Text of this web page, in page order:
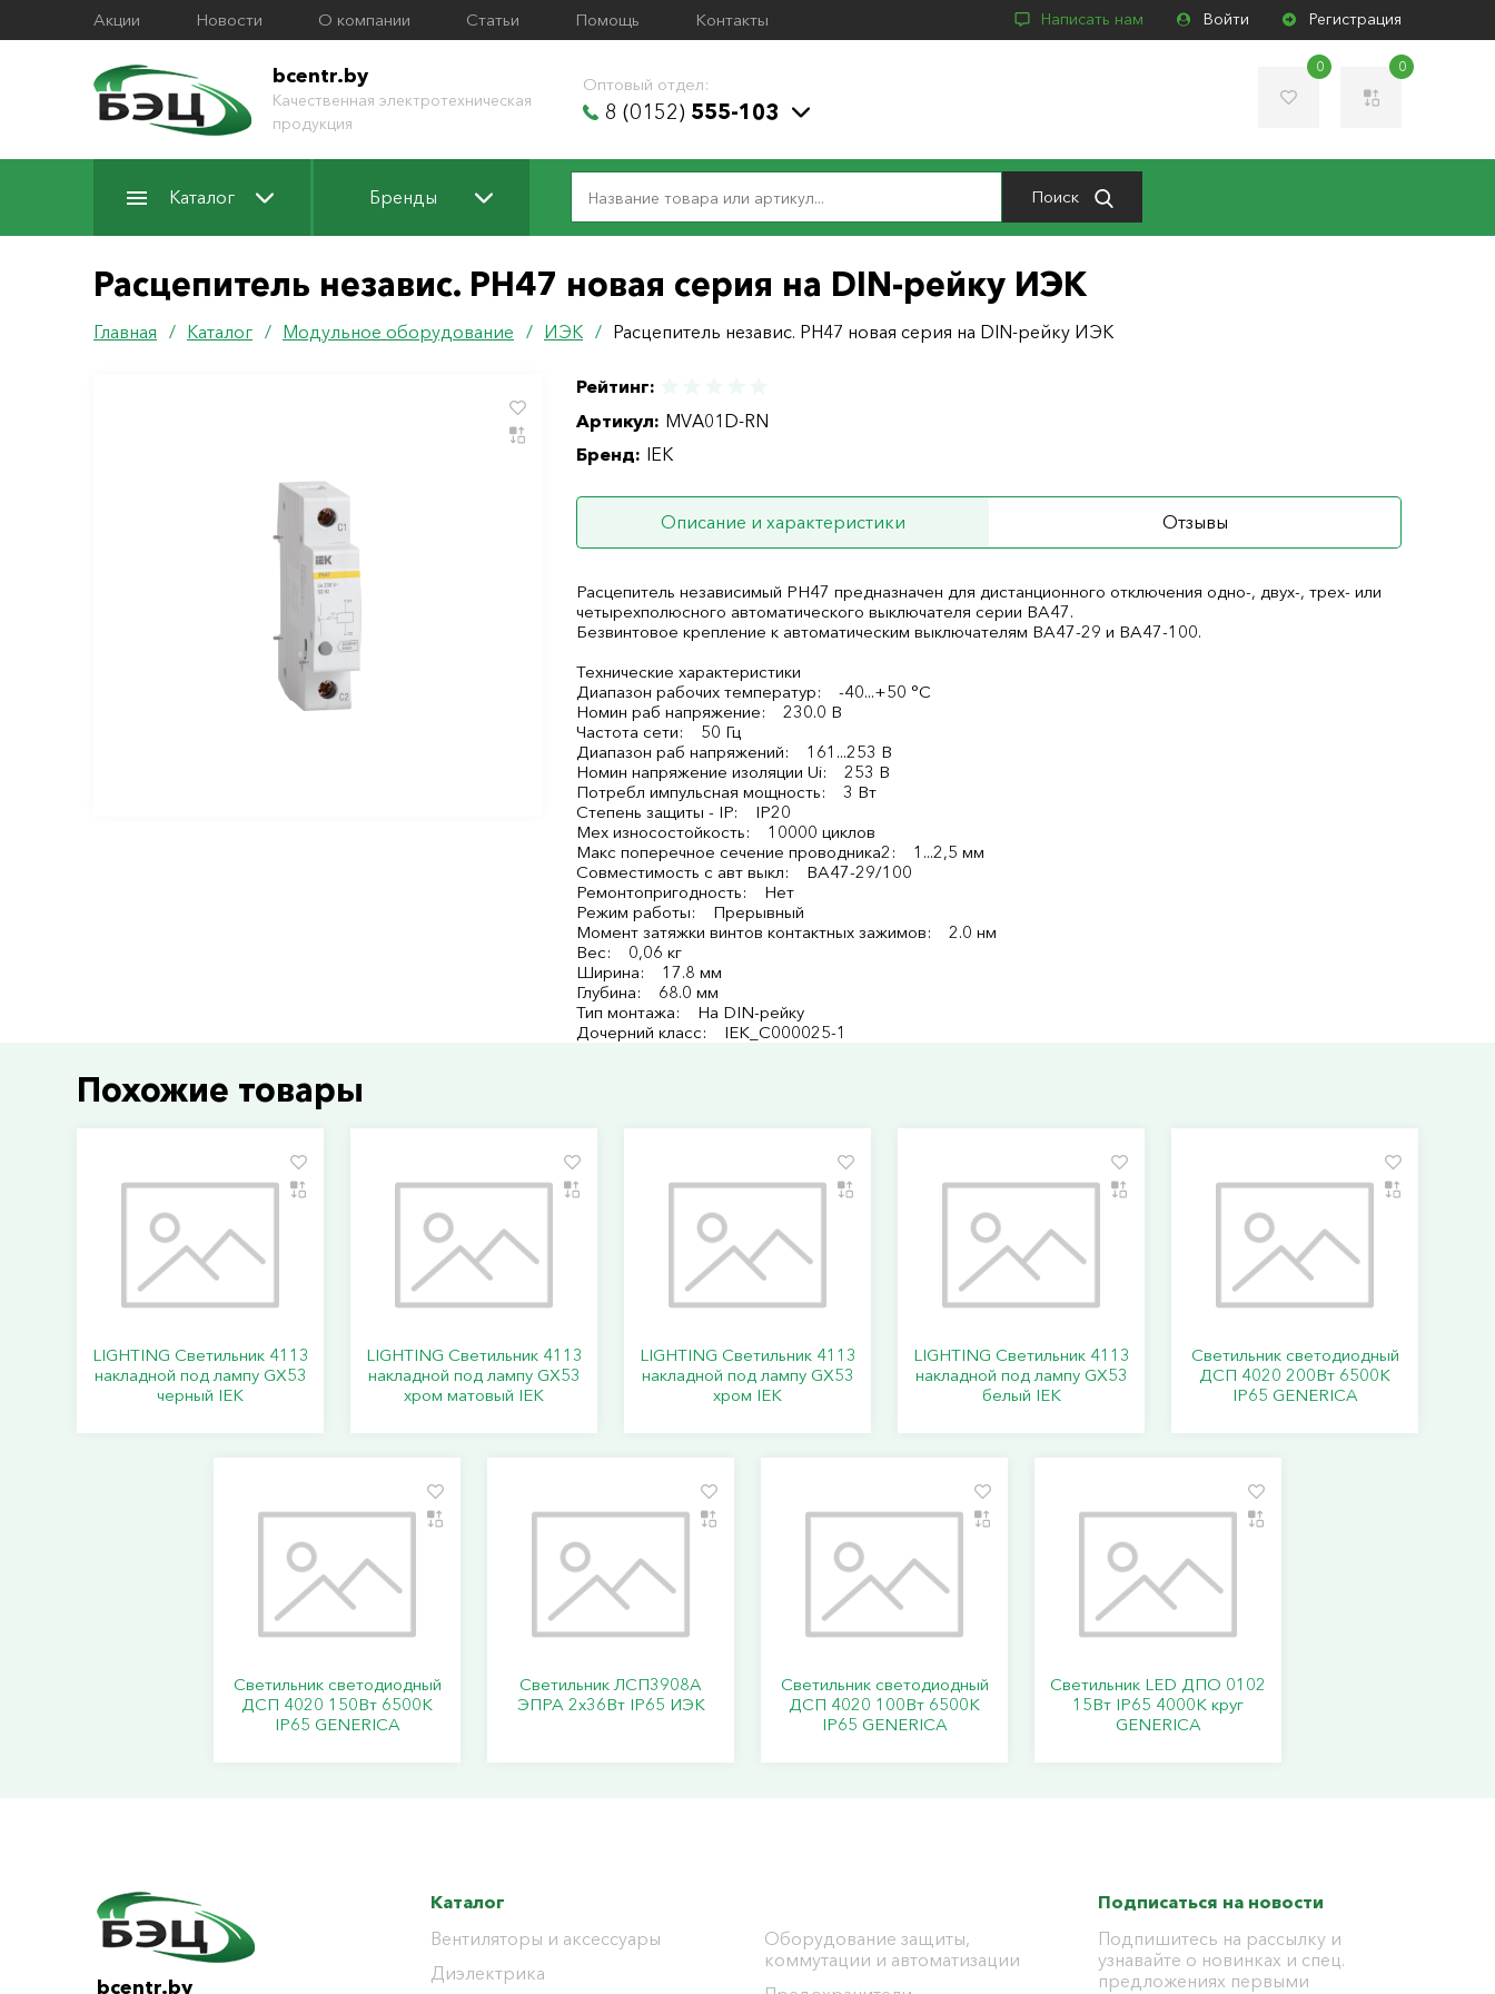
Акции Новости О компании Статьи Помощь Контакты Написать нам Войти Регистрация
bcentr.by
Качественная электротехническая
продукция
Оптовый отдел:
8 (0152) 555-103
0 0
Каталог Бренды Поиск
Расцепитель независ. PH47 новая серия на DIN-рейку ИЭК
Главная / Каталог / Модульное оборудование / ИЭК / Расцепитель независ. PH47 новая серия на DIN-рейку ИЭК
Рейтинг:
Артикул: MVA01D-RN
Бренд: IEK
Описание и характеристики Отзывы
Расцепитель независимый РН47 предназначен для дистанционного отключения одно-, двух-, трех- или
четырехполюсного автоматического выключателя серии ВА47.
Безвинтовое крепление к автоматическим выключателям ВА47-29 и ВА47-100.
Технические характеристики
Диапазон рабочих температур: -40...+50 °C
Номин раб напряжение: 230.0 В
Частота сети: 50 Гц
Диапазон раб напряжений: 161...253 В
Номин напряжение изоляции Ui: 253 В
Потребл импульсная мощность: 3 Вт
Степень защиты - IP: IP20
Мех износостойкость: 10000 циклов
Макс поперечное сечение проводника2: 1...2,5 мм
Совместимость с авт выкл: ВА47-29/100
Ремонтопригодность: Нет
Режим работы: Прерывный
Момент затяжки винтов контактных зажимов: 2.0 нм
Вес: 0,06 кг
Ширина: 17.8 мм
Глубина: 68.0 мм
Тип монтажа: На DIN-рейку
Дочерний класс: IEK_C000025-1
Похожие товары
LIGHTING Светильник 4113
накладной под лампу GX53
черный IEK
LIGHTING Светильник 4113
накладной под лампу GX53
хром матовый IEK
LIGHTING Светильник 4113
накладной под лампу GX53
хром IEK
LIGHTING Светильник 4113
накладной под лампу GX53
белый IEK
Светильник светодиодный
ДСП 4020 200Вт 6500К
IP65 GENERICA
Светильник светодиодный
ДСП 4020 150Вт 6500К
IP65 GENERICA
Светильник ЛСП3908A
ЭПРА 2х36Вт IP65 ИЭК
Светильник светодиодный
ДСП 4020 100Вт 6500К
IP65 GENERICA
Светильник LED ДПО 0102
15Вт IP65 4000К круг
GENERICA
bcentr.by
Каталог
Вентиляторы и аксессуары
Диэлектрика
Оборудование защиты,
коммутации и автоматизации
Подписаться на новости
Подпишитесь на рассылку и
узнавайте о новинках и спец.
предложениях первыми